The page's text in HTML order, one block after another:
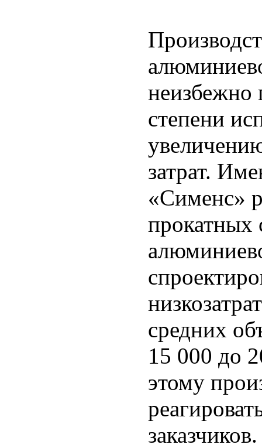
степени
затрат.
«Сименс»
прокатных
средних
15 000 до
этому
заказчиков.